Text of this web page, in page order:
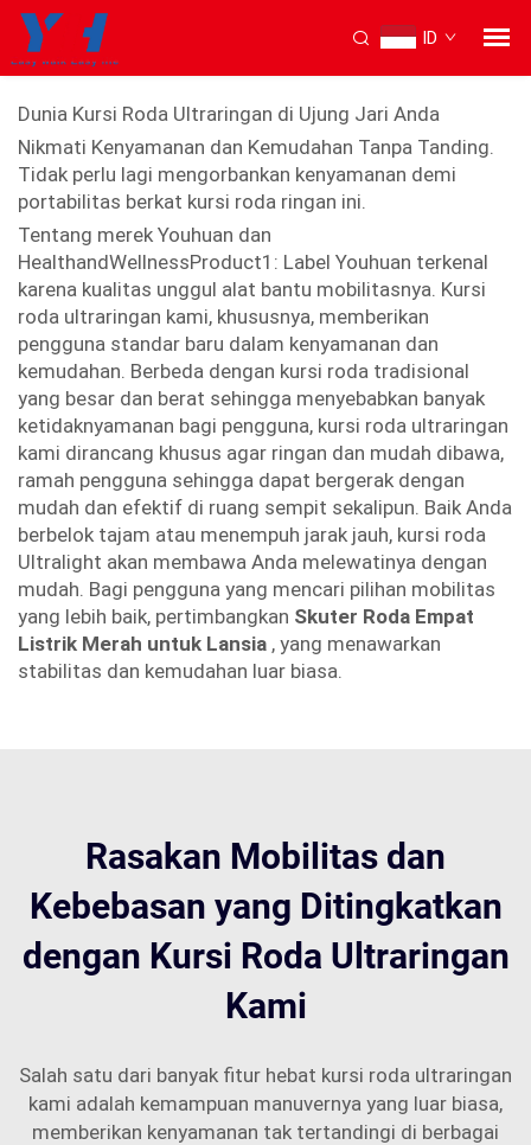
ID
Kursi roda ultra ringan
Dunia Kursi Roda Ultraringan di Ujung Jari Anda
Nikmati Kenyamanan dan Kemudahan Tanpa Tanding.
Tidak perlu lagi mengorbankan kenyamanan demi
portabilitas berkat kursi roda ringan ini.
Tentang merek Youhuan dan
HealthandWellnessProduct1: Label Youhuan terkenal
karena kualitas unggul alat bantu mobilitasnya. Kursi
roda ultraringan kami, khususnya, memberikan
pengguna standar baru dalam kenyamanan dan
kemudahan. Berbeda dengan kursi roda tradisional
yang besar dan berat sehingga menyebabkan banyak
ketidaknyamanan bagi pengguna, kursi roda ultraringan
kami dirancang khusus agar ringan dan mudah dibawa,
ramah pengguna sehingga dapat bergerak dengan
mudah dan efektif di ruang sempit sekalipun. Baik Anda
berbelok tajam atau menempuh jarak jauh, kursi roda
Ultralight akan membawa Anda melewatinya dengan
mudah. Bagi pengguna yang mencari pilihan mobilitas
yang lebih baik, pertimbangkan Skuter Roda Empat
Listrik Merah untuk Lansia , yang menawarkan
stabilitas dan kemudahan luar biasa.
Rasakan Mobilitas dan
Kebebasan yang Ditingkatkan
dengan Kursi Roda Ultraringan
Kami
Salah satu dari banyak fitur hebat kursi roda ultraringan
kami adalah kemampuan manuvernya yang luar biasa,
memberikan kenyamanan tak tertandingi di berbagai